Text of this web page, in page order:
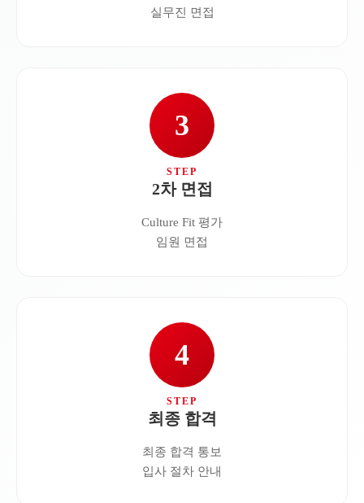
실무진 면접
3
2차 면접
Culture Fit 평가
임원 면접
4
최종 합격
최종 합격 통보
입사 절차 안내